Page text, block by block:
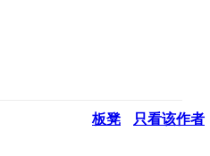
板凳 只看该作者